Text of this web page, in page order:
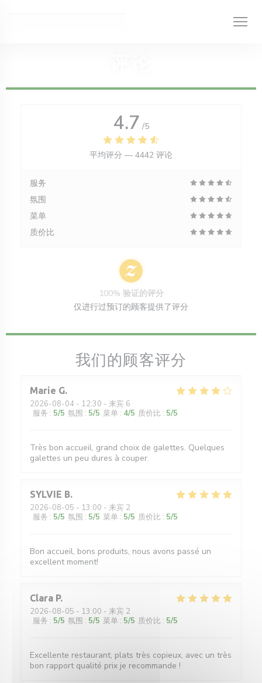
我们的顾客评分
Marie G
2026-08-04 - 12:30 - 来宾 6
服务 : 5/5 氛围 : 5/5 菜单 : 4/5 质价比 : 5/5
Très bon accueil, grand choix de galettes. Quelques
galettes un peu dures à couper.
SYLVIE B
2026-08-05 - 13:00 - 来宾 2
服务 : 5/5 氛围 : 5/5 菜单 : 5/5 质价比 : 5/5
Bon accueil, bons produits, nous avons passé un
excellent moment!
Clara P
2026-08-05 - 13:00 - 来宾 2
服务 : 5/5 氛围 : 5/5 菜单 : 5/5 质价比 : 5/5
Excellente restaurant, plats très copieux, avec un très
bon rapport qualité prix je recommande !
4.7 /5
平均评分 — 4442 评论
服务
氛围
菜单
质价比
100% 验证的评分
仅进行过预订的顾客提供了评分